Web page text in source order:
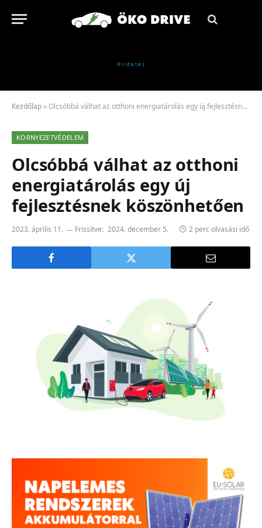
Kezdőlap »Olcsóbbá válhat az otthoni energiatárolás egy új fejlesztésnek köszönhetően
KÖRNYEZETVÉDELEM
Olcsóbbá válhat az otthoni
energiatárolás egy új
fejlesztésnek köszönhetően
2023. április 11. Frissítve: 2024. december 5. 2 perc olvasási idő